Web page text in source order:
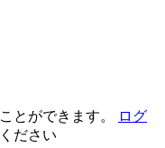
とができます。
ログ
ださい